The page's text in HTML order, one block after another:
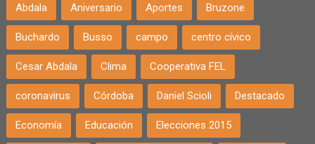
Abdala Aniversario Aportes Bruzone
Buchardo Busso campo centro cívico
Cesar Abdala Clima Cooperativa FEL
coronavirus Córdoba Daniel Scioli Destacado
Economía Educación Elecciones 2015